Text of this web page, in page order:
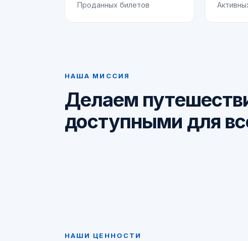
Проданных билетов
НАША МИССИЯ
Делаем
доступными для
НАШИ ЦЕННОСТИ